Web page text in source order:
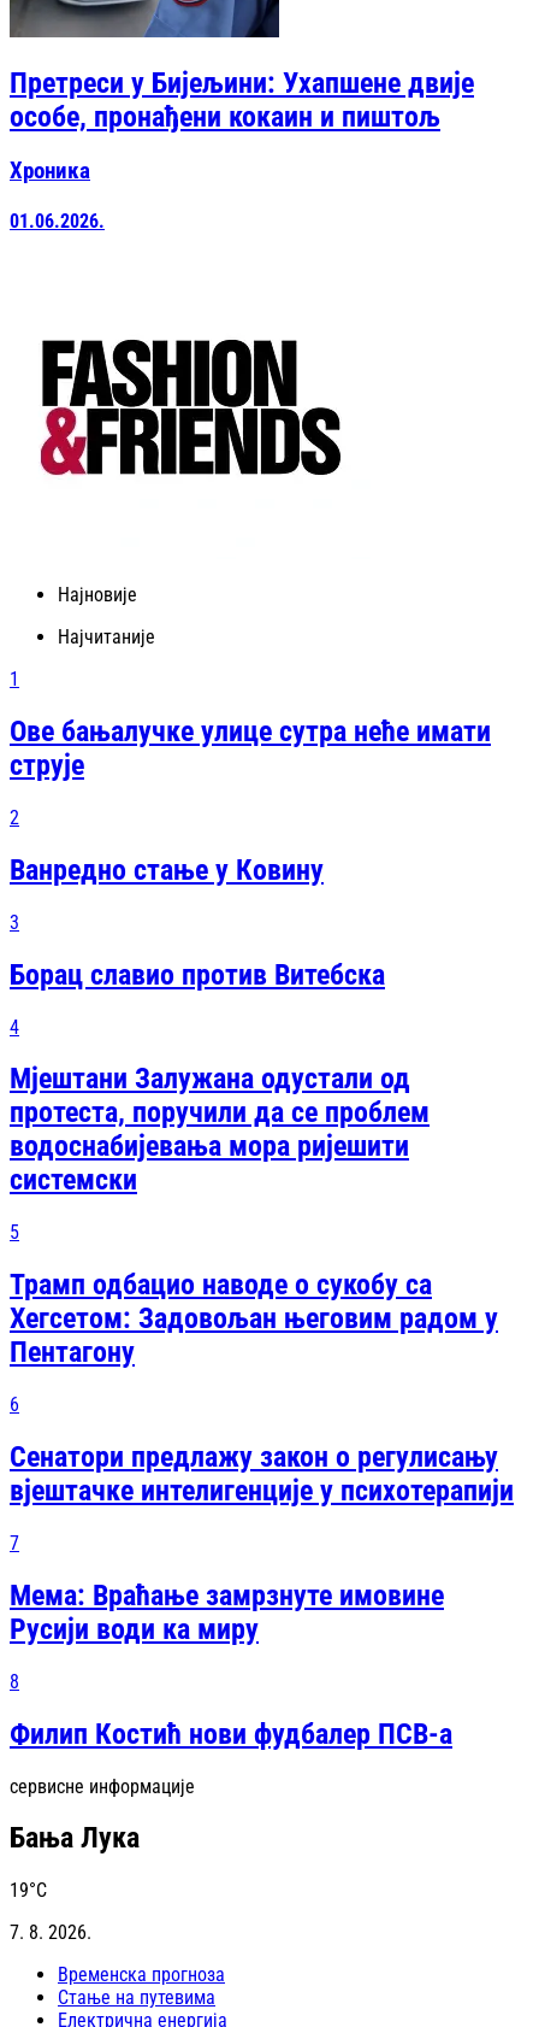
Претреси у Бијељини: Ухапшене двије
особе, пронађени кокаин и пиштољ
Хроника
01.06.2026.
Најновије
Најчитаније
1
Ове бањалучке улице сутра неће имати
струје
2
Ванредно стање у Ковину
3
Борац славио против Витебска
4
Мјештани Залужана одустали од
протеста, поручили да се проблем
водоснабијевања мора ријешити
системски
5
Трамп одбацио наводе о сукобу са
Хегсетом: Задовољан његовим радом у
Пентагону
6
Сенатори предлажу закон о регулисању
вјештачке интелигенције у психотерапији
7
Мема: Враћање замрзнуте имовине
Русији води ка миру
8
Филип Костић нови фудбалер ПСВ-а
сервисне информације
Бања Лука
19°C
7. 8. 2026.
Временска прогноза
Стање на путевима
Електрична енергија